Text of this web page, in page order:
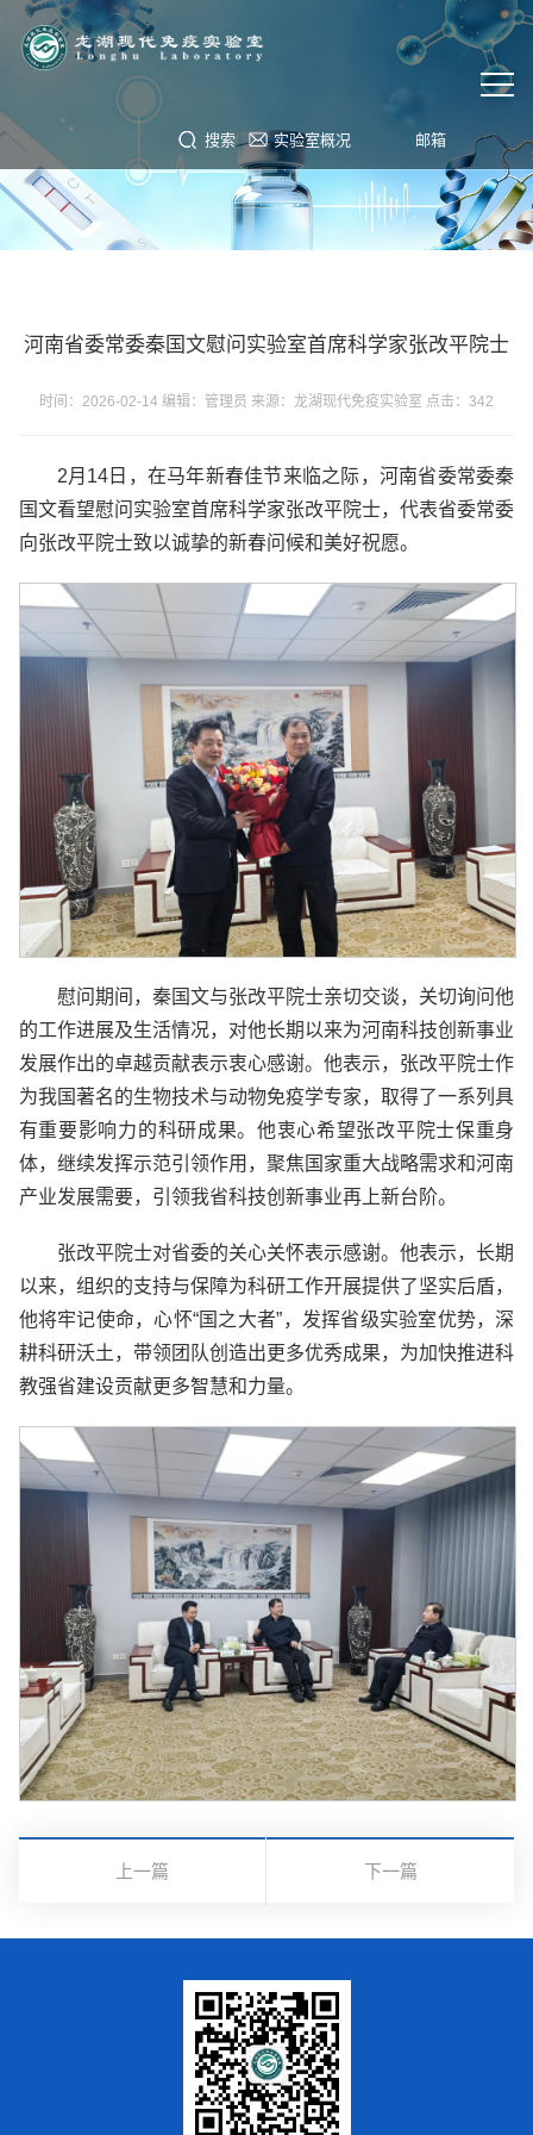
搜索 实验室概况 邮箱
河南省委常委秦国文慰问实验室首席科学家张改平院士
时间：2026-02-14 编辑：管理员 来源：龙湖现代免疫实验室 点击： 342
2月14日，在马年新春佳节来临之际，河南省委常委秦
国文看望慰问实验室首席科学家张改平院士，代表省委常委
向张改平院士致以诚挚的新春问候和美好祝愿。
慰问期间，秦国文与张改平院士亲切交谈，关切询问他
的工作进展及生活情况，对他长期以来为河南科技创新事业
发展作出的卓越贡献表示衷心感谢。他表示，张改平院士作
为我国著名的生物技术与动物免疫学专家，取得了一系列具
有重要影响力的科研成果。他衷心希望张改平院士保重身
体，继续发挥示范引领作用，聚焦国家重大战略需求和河南
产业发展需要，引领我省科技创新事业再上新台阶。
张改平院士对省委的关心关怀表示感谢。他表示，长期
以来，组织的支持与保障为科研工作开展提供了坚实后盾，
他将牢记使命，心怀“国之大者”，发挥省级实验室优势，深
耕科研沃土，带领团队创造出更多优秀成果，为加快推进科
教强省建设贡献更多智慧和力量。
上一篇 下一篇